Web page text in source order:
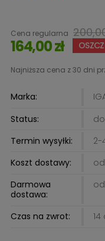
Cena regularna
164,00 zł
Najniższa cena z 30 dni
Marka:
Status:
Termin wysyłki:
2-
Koszt dostawy:
Darmowa
dostawa:
Czas na zwrot: 14